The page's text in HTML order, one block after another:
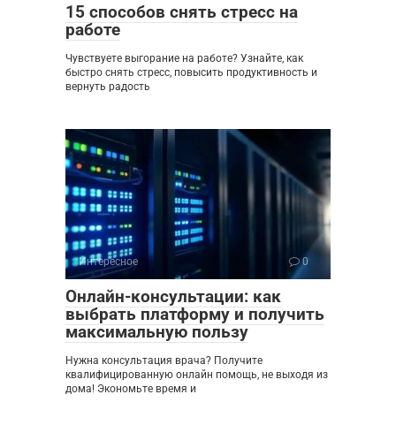
15 способов снять стресс на
работе
Чувствуете выгорание на работе? Узнайте, как
быстро снять стресс, повысить продуктивность и
вернуть радость
Интересное 0
Онлайн-консультации: как
выбрать платформу и получить
максимальную пользу
Нужна консультация врача? Получите
квалифицированную онлайн помощь, не выходя из
дома! Экономьте время и